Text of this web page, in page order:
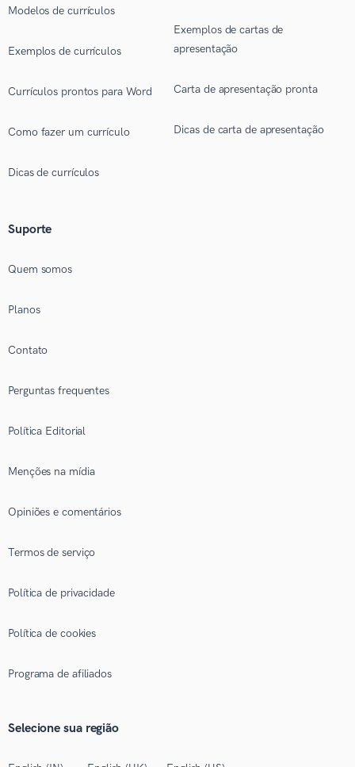
Modelos de currículos
Exemplos de currículos
Currículos prontos para Word
Como fazer um currículo
Dicas de currículos
Exemplos de cartas de
apresentação
Carta de apresentação pronta
Dicas de carta de apresentação
Suporte
Quem somos
Planos
Contato
Perguntas frequentes
Política Editorial
Menções na mídia
Opiniões e comentários
Termos de serviço
Política de privacidade
Política de cookies
Programa de afiliados
Selecione sua região